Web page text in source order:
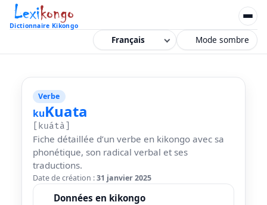
Dictionnaire Kikongo
Mode sombre
Verbe
kuKuata
[kuátà]
Fiche détaillée d’un verbe en kikongo avec sa
phonétique, son radical verbal et ses
traductions.
Date de création :31 janvier 2025
Données en kikongo